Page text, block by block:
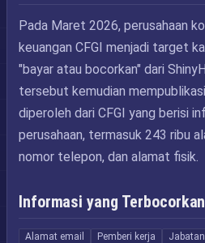
Pada Maret 2026, perusahaan
keuangan CFGI menjadi target
"bayar atau bocorkan" dari
tersebut kemudian
diperoleh dari CFGI yang berisi
perusahaan, termasuk 243 ribu
nomor telepon, dan alamat fisik.
Informasi yang Terbocorkan
Alamat email Pemberi kerja Jabatan